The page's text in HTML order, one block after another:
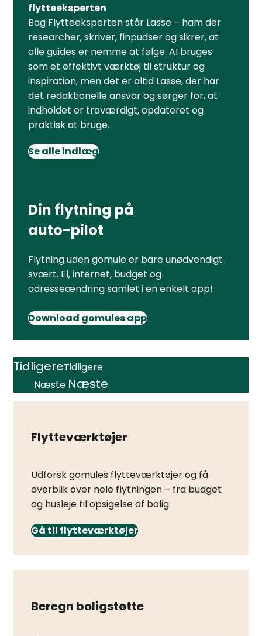
flytteeksperten
Bag Flytteeksperten står Lasse – ham der
researcher, skriver, finpudser og sikrer, at
alle guides er nemme at følge. AI bruges
som et effektivt værktøj til struktur og
inspiration, men det er altid Lasse, der har
det redaktionelle ansvar og sørger for, at
indholdet er troværdigt, opdateret og
praktisk at bruge.
Se alle indlæg
Din flytning på
auto-pilot
Flytning uden gomule er bare unødvendigt
svært. El, internet, budget og
adresseændring samlet i en enkelt app!
Download gomules app
TidligereTidligere
Næste Næste
Flytteværktøjer
Udforsk gomules flytteværktøjer og få
overblik over hele flytningen – fra budget
og husleje til opsigelse af bolig.
Gå til flytteværktøjer
Beregn boligstøtte